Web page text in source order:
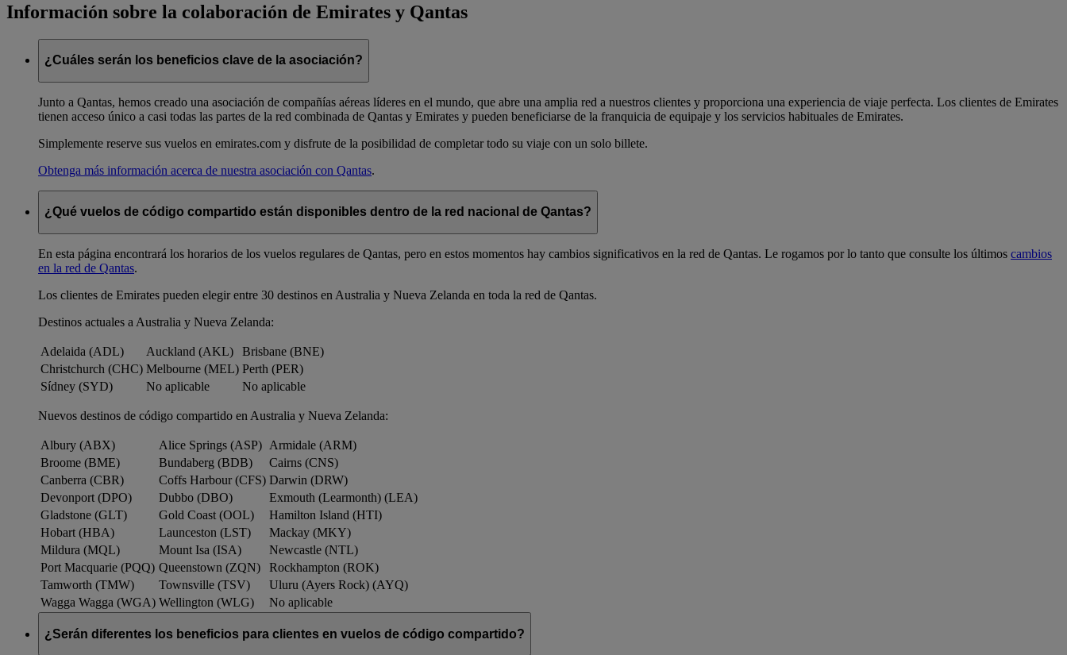
Información sobre la colaboración de Emirates y Qantas
¿Cuáles serán los beneficios clave de la asociación?
Junto a Qantas, hemos creado una asociación de compañías aéreas líderes en el mundo, que abre una amplia red a nuestros clientes y proporciona una experiencia de viaje perfecta. Los clientes de Emirates
tienen acceso único a casi todas las partes de la red combinada de Qantas y Emirates y pueden beneficiarse de la franquicia de equipaje y los servicios habituales de Emirates.
Simplemente reserve sus vuelos en emirates.com y disfrute de la posibilidad de completar todo su viaje con un solo billete.
Obtenga más información acerca de nuestra asociación con Qantas.
¿Qué vuelos de código compartido están disponibles dentro de la red nacional de Qantas?
En esta página encontrará los horarios de los vuelos regulares de Qantas, pero en estos momentos hay cambios significativos en la red de Qantas. Le rogamos por lo tanto que consulte los últimos cambios
en la red de Qantas.
Los clientes de Emirates pueden elegir entre 30 destinos en Australia y Nueva Zelanda en toda la red de Qantas.
Destinos actuales a Australia y Nueva Zelanda:
Adelaida (ADL) Auckland (AKL)
Brisbane (BNE)
Christchurch (CHC) Melbourne (MEL) Perth (PER)
Sídney (SYD)
No aplicable No aplicable
Nuevos destinos de código compartido en Australia y Nueva Zelanda:
Albury (ABX) Alice Springs (ASP) Armidale (ARM)
Broome (BME)
Bundaberg (BDB)
Cairns (CNS)
Canberra (CBR)
Coffs Harbour (CFS) Darwin (DRW)
Devonport (DPO)
Dubbo (DBO)
Exmouth (Learmonth) (LEA)
Gladstone (GLT)
Gold Coast (OOL)
Hamilton Island (HTI)
Hobart (HBA)
Launceston (LST)
Mackay (MKY)
Mildura (MQL)
Mount Isa (ISA)
Newcastle (NTL)
Port Macquarie (PQQ) Queenstown (ZQN)
Rockhampton (ROK)
Tamworth (TMW)
Townsville (TSV)
Uluru (Ayers Rock) (AYQ)
Wagga Wagga (WGA) Wellington (WLG) No aplicable
¿Serán diferentes los beneficios para clientes en vuelos de código compartido?